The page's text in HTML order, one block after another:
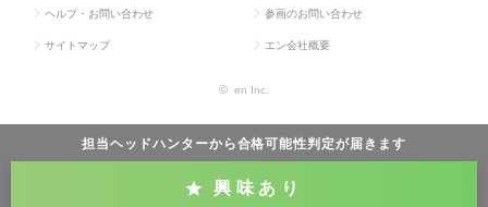
担当ヘッドハンターから合格可能性判定が届きます
興味あり
ヘルプ・お問い合わせ 参画のお問い合わせ
サイトマップ エン会社概要
© en Inc.